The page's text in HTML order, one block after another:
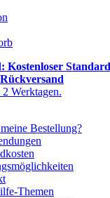
Kostenloser
Werktagen.
Bestellung?
Themen